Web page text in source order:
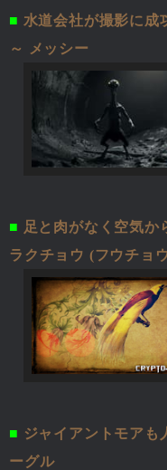
■ 水道会社が撮影に成
～ メッシー
■ 足と肉がなく空気か
ラクチョウ (フウチョ
■ ジャイアントモアも
ーグル